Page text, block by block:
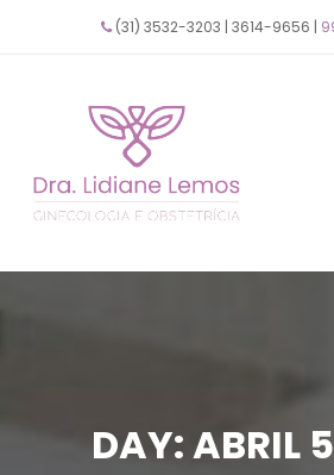
(31) 3532-3203 | 3614-9656 |
DAY: ABRIL